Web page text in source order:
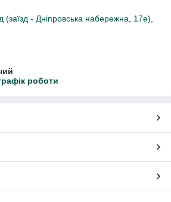
(заїзд - Дніпровська набережна, 17е),
роботи